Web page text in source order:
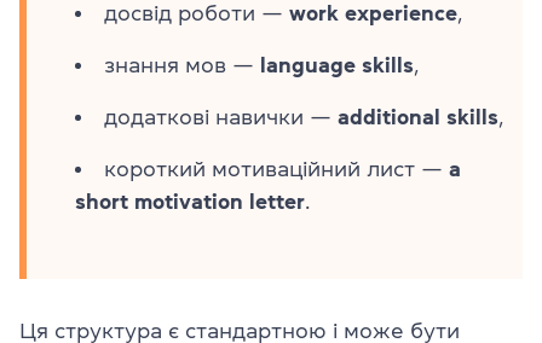
досвід роботи — work experience
знання мов — language skills
додаткові навички — additional skills
короткий мотиваційний лист — a
short motivation letter
Ця структура є стандартною і може бути